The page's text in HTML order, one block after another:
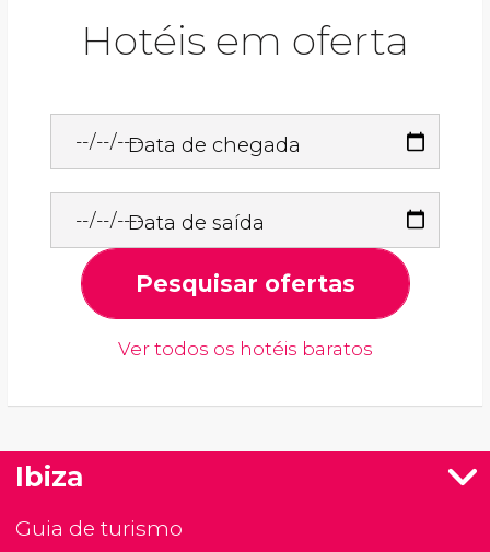
Hotéis em oferta
Data de chegada
Data de saída
Pesquisar ofertas
Ver todos os hotéis baratos
Ibiza
Guia de turismo